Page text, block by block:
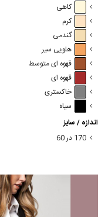
کاهی
کرم
گندمی
هلویی سیر
قهوه ای متوسط
قهوه ای
خاکستری
سیاه
اندازه / سایز
170 در 60